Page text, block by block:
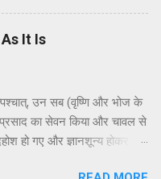
का विश्लेषणात्मक अध्ययन, उन
द्वारा अनुमान लगाने और
में कर्म करते हैं, जैसा कि
भगवान ने उनतीसवें श्लोक में भी
इस प्रक्रिया में कोई दोष
रूप से समझाया गया है - कि
रूप से, कृष्ण पर) ...
It Is
उन सब (वृष्णि और भोज के
का सेवन किया और चावल से
हो गए और ज्ञानशून्य होकर